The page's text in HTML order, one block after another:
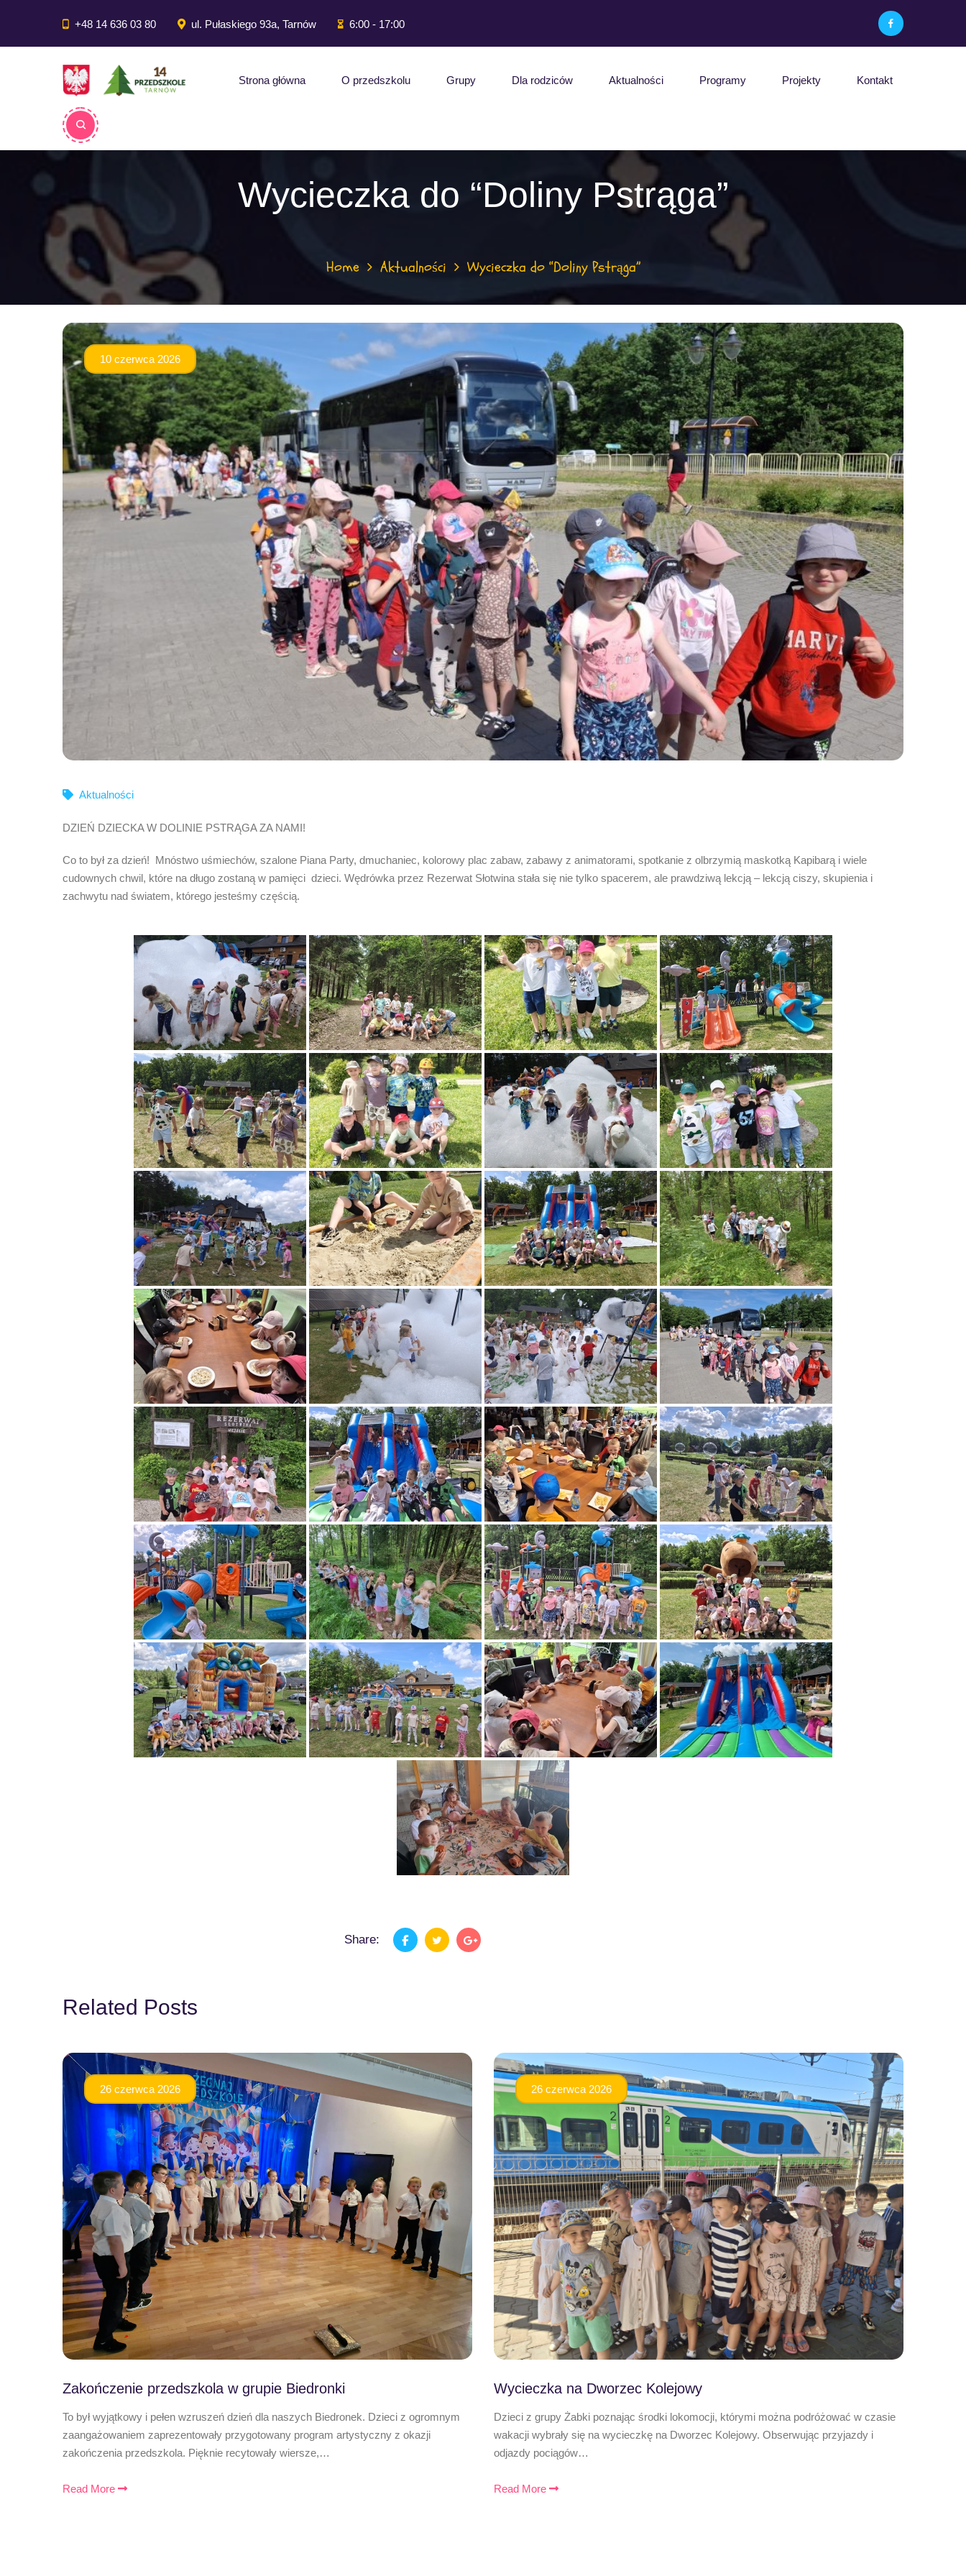
+48 14 636 03 80 ul. Pułaskiego 93a, Tarnów 6:00 - 17:00
Strona główna O przedszkolu Grupy Dla rodziców Aktualności Programy Projekty Kontakt
Wycieczka do “Doliny Pstrąga”
Home Aktualności Wycieczka do “Doliny Pstrąga”
10 czerwca 2026
Aktualności
DZIEŃ DZIECKA W DOLINIE PSTRĄGA ZA NAMI!
Co to był za dzień! Mnóstwo uśmiechów, szalone Piana Party, dmuchaniec, kolorowy plac zabaw, zabawy z animatorami, spotkanie z olbrzymią maskotką Kapibarą i wiele
cudownych chwil, które na długo zostaną w pamięci dzieci. Wędrówka przez Rezerwat Słotwina stała się nie tylko spacerem, ale prawdziwą lekcją – lekcją ciszy, skupienia i
zachwytu nad światem, którego jesteśmy częścią.
Share:
Related Posts
26 czerwca 2026
Zakończenie przedszkola w grupie Biedronki
To był wyjątkowy i pełen wzruszeń dzień dla naszych Biedronek. Dzieci z ogromnym
zaangażowaniem zaprezentowały przygotowany program artystyczny z okazji
zakończenia przedszkola. Pięknie recytowały wiersze,…
Read More
26 czerwca 2026
Wycieczka na Dworzec Kolejowy
Dzieci z grupy Żabki poznając środki lokomocji, którymi można podróżować w czasie
wakacji wybrały się na wycieczkę na Dworzec Kolejowy. Obserwując przyjazdy i
odjazdy pociągów…
Read More